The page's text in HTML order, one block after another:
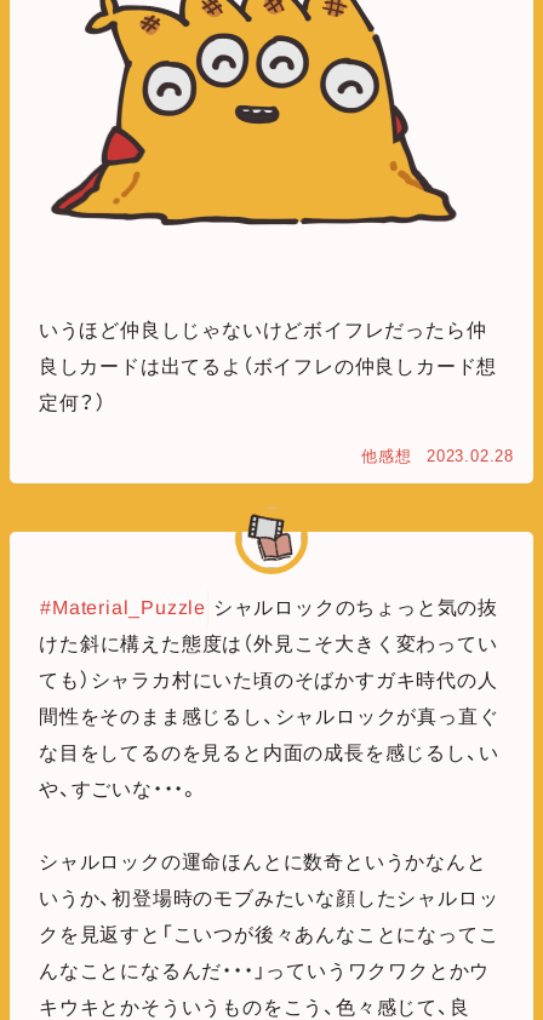
いうほど仲良しじゃないけどボイフレだったら仲
良しカードは出てるよ（ボイフレの仲良しカード想
定何？）
他感想 2023.02.28
#Material_Puzzle シャルロックのちょっと気の抜
けた斜に構えた態度は（外見こそ大きく変わってい
ても）シャラカ村にいた頃のそばかすガキ時代の人
間性をそのまま感じるし、シャルロックが真っ直ぐ
な目をしてるのを見ると内面の成長を感じるし、い
や、すごいな・・・。
シャルロックの運命ほんとに数奇というかなんと
いうか、初登場時のモブみたいな顔したシャルロッ
クを見返すと「こいつが後々あんなことになってこ
んなことになるんだ・・・」っていうワクワクとかウ
キウキとかそういうものをこう、色々感じて、良